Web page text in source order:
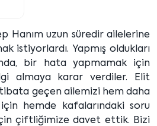
Hanım uzun süredir ailelerine
istiyorlardı. Yapmış oldukları
bir hata yapmamak için
almaya karar verdiler. Elit
geçen ailemizi hem daha
hemde kafalarındaki soru
çiftliğimize davet ettik. Bizi